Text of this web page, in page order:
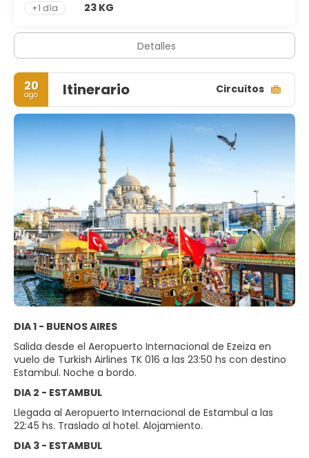
+1 día
23 KG
Detalles
20
ago Itinerario Circuitos
DIA 1 - BUENOS AIRES
Salida desde el Aeropuerto Internacional de Ezeiza en
vuelo de Turkish Airlines TK 016 a las 23:50 hs con destino
Estambul. Noche a bordo.
DIA 2 - ESTAMBUL
Llegada al Aeropuerto Internacional de Estambul a las
22:45 hs. Traslado al hotel. Alojamiento.
DIA 3 - ESTAMBUL